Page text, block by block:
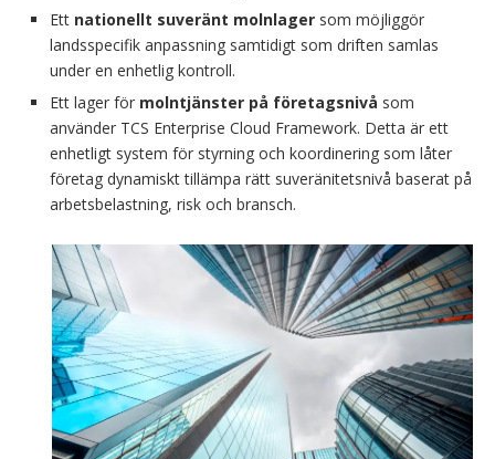
Ett nationellt suveränt molnlager som möjliggör
landsspecifik anpassning samtidigt som driften samlas
under en enhetlig kontroll.
Ett lager för molntjänster på företagsnivå som
använder TCS Enterprise Cloud Framework. Detta är ett
enhetligt system för styrning och koordinering som låter
företag dynamiskt tillämpa rätt suveränitetsnivå baserat på
arbetsbelastning, risk och bransch.